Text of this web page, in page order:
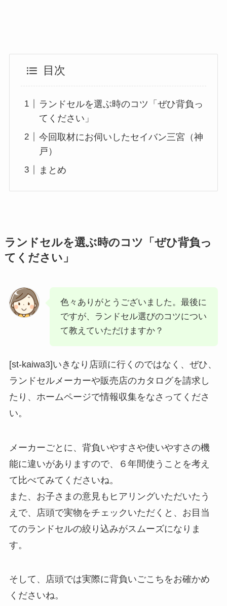
目次
ランドセルを選ぶ時のコツ「ぜひ背負っ
てください」
今回取材にお伺いしたセイバン三宮（神
戸）
まとめ
ランドセルを選ぶ時のコツ「ぜひ背負っ
てください」
色々ありがとうございました。最後に
ですが、ランドセル選びのコツについ
て教えていただけますか？
[st-kaiwa3]いきなり店頭に行くのではなく、ぜひ、
ランドセルメーカーや販売店のカタログを請求し
たり、ホームページで情報収集をなさってくださ
い。
メーカーごとに、背負いやすさや使いやすさの機
能に違いがありますので、６年間使うことを考え
て比べてみてくださいね。
また、お子さまの意見もヒアリングいただいたう
えで、店頭で実物をチェックいただくと、お目当
てのランドセルの絞り込みがスムーズになりま
す。
そして、店頭では実際に背負いごこちをお確かめ
くださいね。